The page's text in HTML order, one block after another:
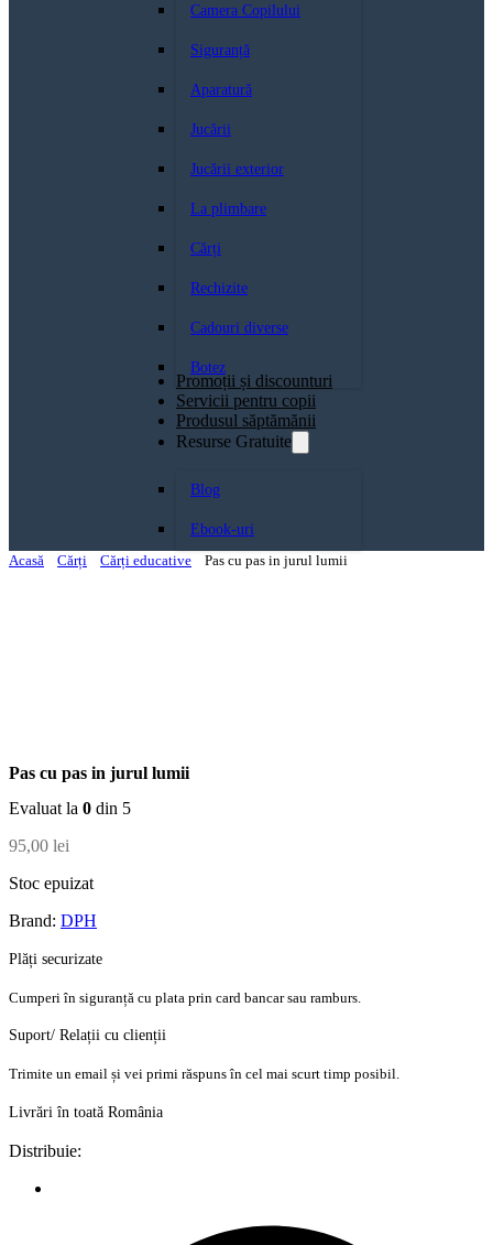
Camera Copilului
Siguranță
Aparatură
Jucării
Jucării exterior
La plimbare
Cărți
Rechizite
Cadouri diverse
Botez
Promoții și discounturi
Servicii pentru copii
Produsul săptămănii
Resurse Gratuite
Blog
Ebook-uri
Acasă
Cărți Cărți educative Pas cu pas in jurul lumii
Pas cu pas in jurul lumii
Evaluat la 0 din 5
95,00 lei
Stoc epuizat
Brand: DPH
Plăți securizate
Cumperi în siguranță cu plata prin card bancar sau ramburs.
Suport/ Relații cu clienții
Trimite un email și vei primi răspuns în cel mai scurt timp posibil.
Livrări în toată România
Distribuie: